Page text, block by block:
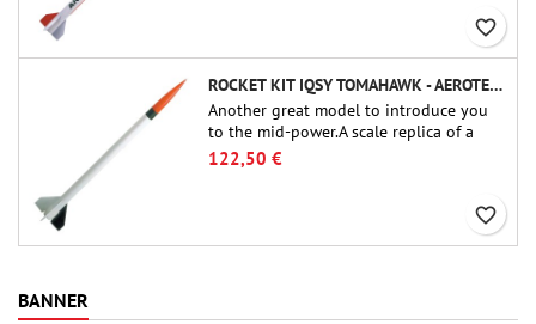
favorite_border
ROCKET KIT IQSY TOMAHAWK - AEROTECH
Another great model to introduce you
to the mid-power.A scale replica of a
famous sounding rocket, small in size
and peefect to move to higher-level kits.
122,50 €
favorite_border
BANNER